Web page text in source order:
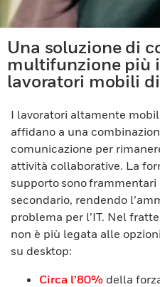
Una soluzione di
multifunzione più
lavoratori mobili
I lavoratori altamente
affidano a una
comunicazione per
attività collaborative. La
supporto sono
secondario, rendendo
problema per l’IT. Nel
non è più legata alle
su desktop:
Circa l’80% della